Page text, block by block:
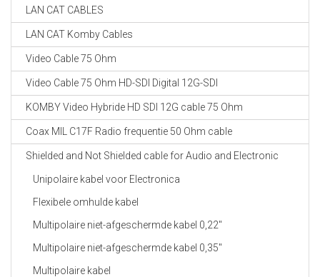
LAN CAT CABLES
LAN CAT Komby Cables
Video Cable 75 Ohm
Video Cable 75 Ohm HD-SDI Digital 12G-SDI
KOMBY Video Hybride HD SDI 12G cable 75 Ohm
Coax MIL C17F Radio frequentie 50 Ohm cable
Shielded and Not Shielded cable for Audio and Electronic
Unipolaire kabel voor Electronica
Flexibele omhulde kabel
Multipolaire niet-afgeschermde kabel 0,22"
Multipolaire niet-afgeschermde kabel 0,35"
Multipolaire kabel